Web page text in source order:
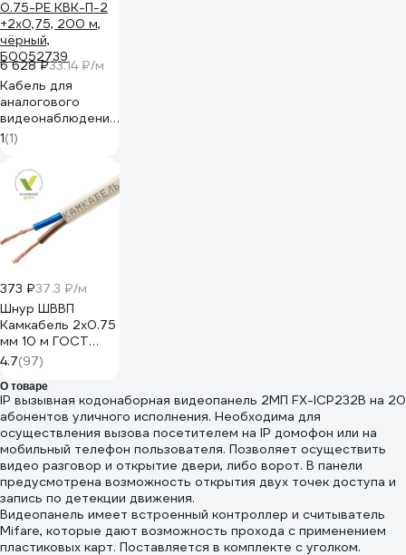
6 628 ₽33.14 ₽/м
Кабель для
аналогового
видеонаблюдения
ЭРА Simple KL-
0.75-PE КВК-П-2
+2x0,75, 200 м,
чёрный,
Б0052739
1(1)
373 ₽37.3 ₽/м
Шнур ШВВП
Камкабель 2x0.75
мм 10 м ГОСТ
231ЯA20C0000Ъ600010М
4.7(97)
О товаре
IP вызывная кодонаборная видеопанель 2МП FX-ICP232B на 20
абонентов уличного исполнения. Необходима для
осуществления вызова посетителем на IP домофон или на
мобильный телефон пользователя. Позволяет осуществить
видео разговор и открытие двери, либо ворот. В панели
предусмотрена возможность открытия двух точек доступа и
запись по детекции движения.
Видеопанель имеет встроенный контроллер и считыватель
Mifare, которые дают возможность прохода с применением
пластиковых карт. Поставляется в комплекте с уголком.